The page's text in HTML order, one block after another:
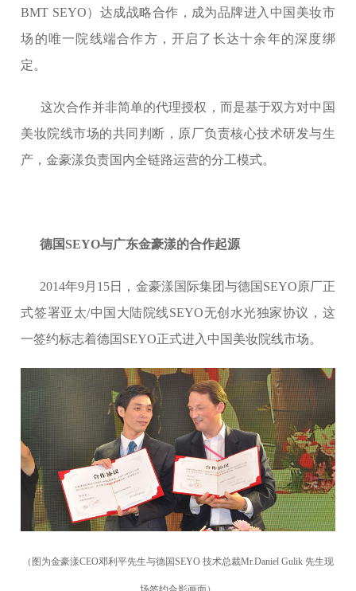
BMT SEYO）达成战略合作，成为品牌进入中国美妆市
场的唯一院线端合作方，开启了长达十余年的深度绑
定。
这次合作并非简单的代理授权，而是基于双方对中国
美妆院线市场的共同判断，原厂负责核心技术研发与生
产，金豪漾负责国内全链路运营的分工模式。
德国SEYO与广东金豪漾的合作起源
2014年9月15日，金豪漾国际集团与德国SEYO原厂正
式签署亚太/中国大陆院线SEYO无创水光独家协议，这
一签约标志着德国SEYO正式进入中国美妆院线市场。
（图为金豪漾CEO邓利平先生与德国SEYO 技术总裁Mr.Daniel Gulik 先生现